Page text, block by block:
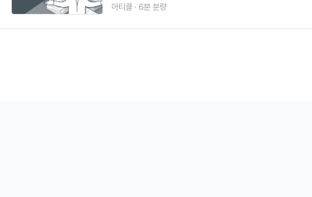
아티클 · 6분 분량